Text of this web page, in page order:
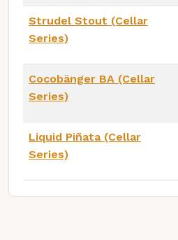
Strudel Stout (Cellar
Series)
Cocobänger BA (Cellar
Series)
Liquid Piñata (Cellar
Series)